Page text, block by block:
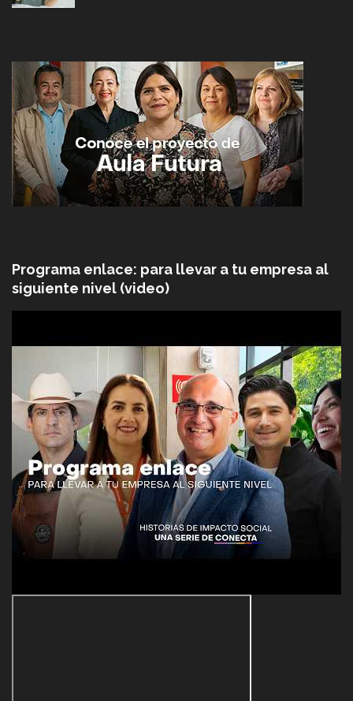
Programa enlace: para llevar a tu empresa al
siguiente nivel (video)